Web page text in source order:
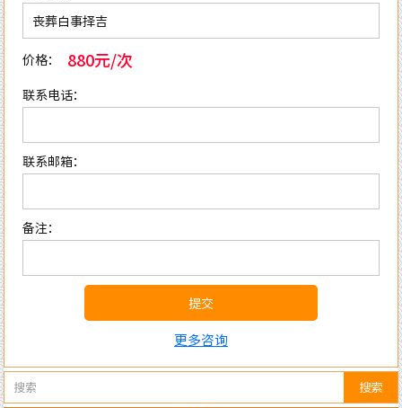
搜索
价格： 880元/次
联系电话：
联系邮箱：
备注：
提交
更多咨询